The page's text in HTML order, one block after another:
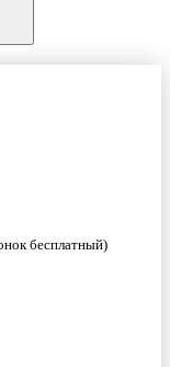
бесплатный)